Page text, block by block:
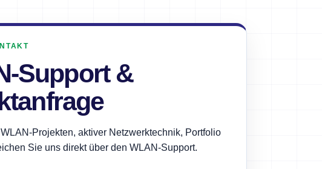
Support &
Projekten, aktiver Netzwerktechnik, Portfolio
Sie uns direkt über den WLAN-Support.